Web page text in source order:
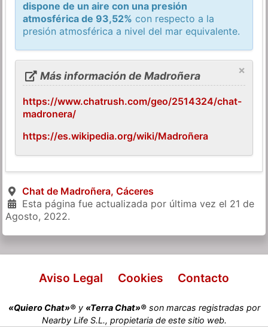
dispone de un aire con una presión
atmosférica de 93,52% con respecto a la
presión atmosférica a nivel del mar equivalente.
×
Más información de Madroñera
https://www.chatrush.com/geo/2514324/chat-
madronera/
https://es.wikipedia.org/wiki/Madroñera
Chat de Madroñera, Cáceres
Esta página fue actualizada por última vez el 21 de
Agosto, 2022.
Aviso Legal Cookies Contacto
«Quiero Chat»®y «Terra Chat»®son marcas registradas por
Nearby Life S.L., propietaria de este sitio web.